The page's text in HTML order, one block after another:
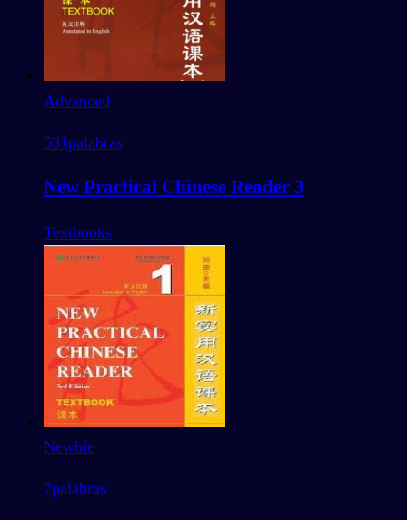
Advanced
531palabras
New Practical Chinese Reader 3
Textbooks
Newbie
7palabras